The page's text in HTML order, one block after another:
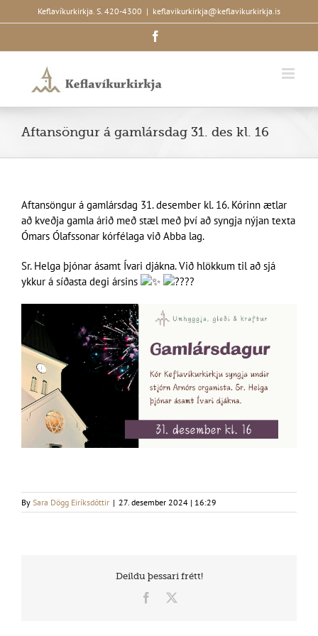
to
Keflavíkurkirkja. S. 420-4300 | keflavikurkirkja@keflavikurkirkja.is
Aftansöngur á gamlársdag 31. des kl. 16
Aftansöngur á gamlársdag 31. desember kl. 16. Kórinn ætlar
að kveðja gamla árið með stæl með því að syngja nýjan texta
Ómars Ólafssonar kórfélaga við Abba lag.
Sr. Helga þjónar ásamt Ívari djákna. Við hlökkum til að sjá
ykkur á síðasta degi ársins
By Sara Dögg Eiríksdóttir | 27. desember 2024 | 16:29
Deildu þessari frétt!
Facebook